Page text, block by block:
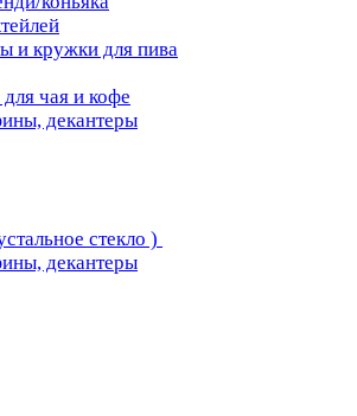
и кружки для пива
чая и кофе
декантеры
стекло )
декантеры